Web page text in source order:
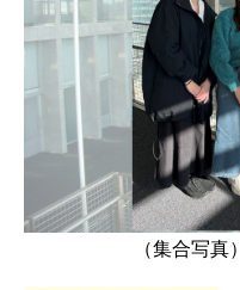
（集合写真）